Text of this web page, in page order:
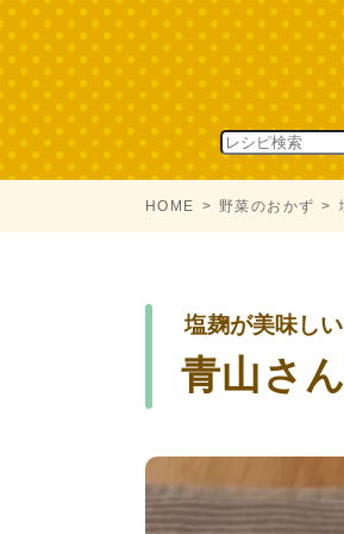
HOME 野菜のおかず
塩麹が美味しい
青山さ